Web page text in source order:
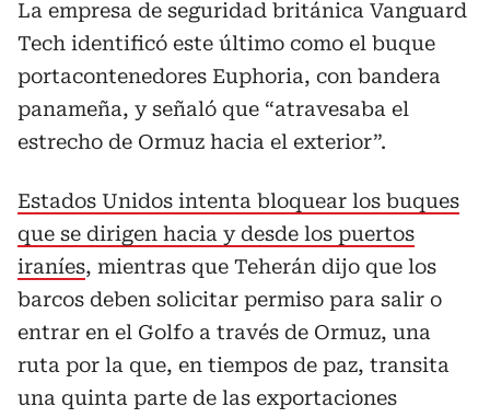
La empresa de seguridad británica Vanguard
Tech identificó este último como el buque
portacontenedores Euphoria, con bandera
panameña, y señaló que “atravesaba el
estrecho de Ormuz hacia el exterior”.
Estados Unidos intenta bloquear los buques
que se dirigen hacia y desde los puertos
iraníes, mientras que Teherán dijo que los
barcos deben solicitar permiso para salir o
entrar en el Golfo a través de Ormuz, una
ruta por la que, en tiempos de paz, transita
una quinta parte de las exportaciones